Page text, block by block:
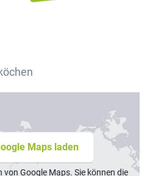
Maps laden
von Google Maps. Sie können die